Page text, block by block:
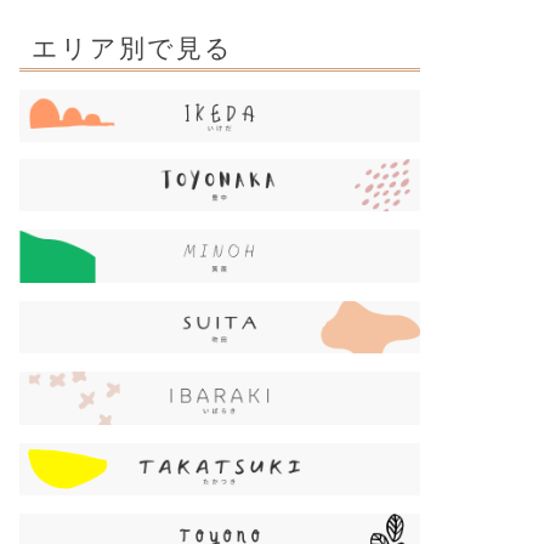
エリア別で見る